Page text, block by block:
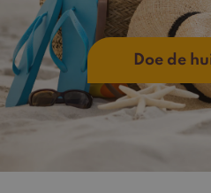
Doe de